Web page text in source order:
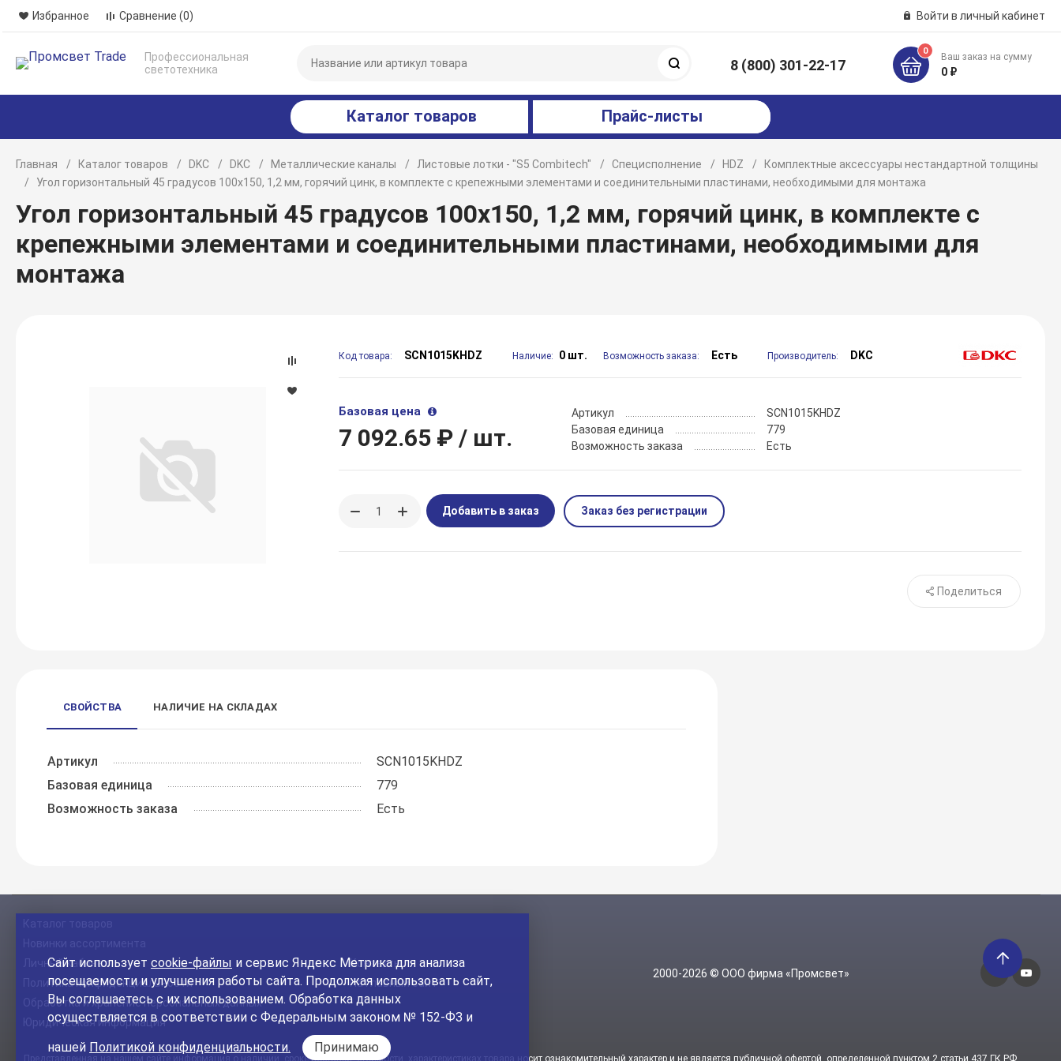
Избранное Сравнение (0) Войти в личный кабинет
Профессиональная
светотехника
8 (800) 301-22-17
0
Ваш заказ на сумму
0 ₽
Каталог товаров Прайс-листы
Главная Каталог товаров DKC DKC Металлические каналы Листовые лотки - "S5 Combitech" Специсполнение HDZ
Комплектные аксессуары нестандартной толщины
Угол горизонтальный 45 градусов 100х150, 1,2 мм, горячий цинк, в комплекте с крепежными элементами и соединительными пластинами, необходимыми для монтажа
Угол горизонтальный 45 градусов 100х150, 1,2 мм, горячий цинк, в комплекте с
крепежными элементами и соединительными пластинами, необходимыми для
монтажа
Код товара: SCN1015KHDZ Наличие: 0 шт. Возможность заказа: Есть Производитель: DKC
Базовая цена
7 092.65 ₽ / шт.
Артикул
SCN1015KHDZ
Базовая единица
779
Возможность заказа
Есть
Добавить в заказ Заказ без регистрации
Поделиться
СВОЙСТВА НАЛИЧИЕ НА СКЛАДАХ
Артикул
SCN1015KHDZ
Базовая единица
779
Возможность заказа
Есть
Каталог товаров
Новинки ассортимента
Личный кабинет
Политика конфиденциальности
Обработка и хранение персональных данных
Юридическая информация
Контакты
На главный сайт
2000-2026 © ООО фирма «Промсвет»
Сайт использует cookie-файлы и сервис Яндекс Метрика для анализа
посещаемости и улучшения работы сайта. Продолжая использовать сайт,
Вы соглашаетесь с их использованием. Обработка данных
осуществляется в соответствии с Федеральным законом № 152-ФЗ и
нашей Политикой конфиденциальности. Принимаю